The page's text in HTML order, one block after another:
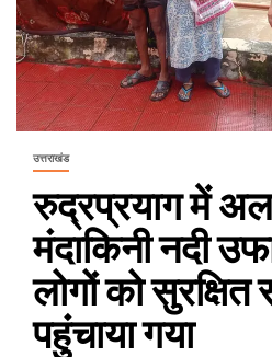
उत्तराखंड
रुद्रप्रयाग में
मंदाकिनी नदी
लोगों को सुरक्षित
पहुंचाया गया